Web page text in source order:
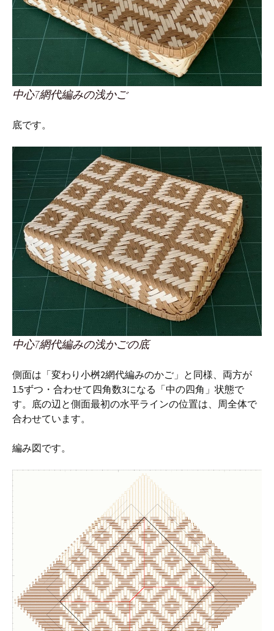
中心7網代編みの浅かご
底です。
中心7網代編みの浅かごの底
側面は「変わり小桝2網代編みのかご」と同様、両方が
1.5ずつ・合わせて四角数3になる「中の四角」状態で
す。底の辺と側面最初の水平ラインの位置は、周全体で
合わせています。
編み図です。